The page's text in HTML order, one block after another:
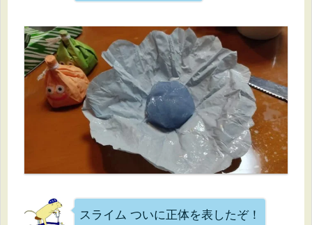
スライム ついに正体を表したぞ！